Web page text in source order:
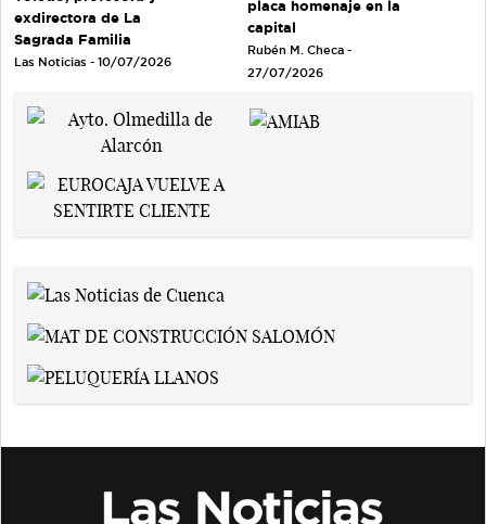
exdirectora de La
Sagrada Familia
Las Noticias - 10/07/2026
placa homenaje en la
capital
Rubén M. Checa -
27/07/2026